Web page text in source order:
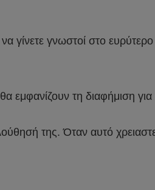
γίνετε γνωστοί στο ευρύτερο
θα εμφανίζουν τη διαφήμιση
της. Όταν αυτό